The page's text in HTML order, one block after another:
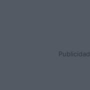
Publicidad